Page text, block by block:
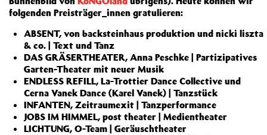
folgenden Preisträger_innen gratulieren:
ABSENT, von backsteinhaus produktion und nicki liszta
& co. | Text und Tanz
DAS GRÄSERTHEATER, Anna Peschke | Partizipatives
Garten-Theater mit neuer Musik
ENDLESS REFILL, La-Trottier Dance Collective und
Cerna Vanek Dance (Karel Vanek) | Tanzstück
INFANTEN, Zeitraumexit | Tanzperformance
JOBS IM HIMMEL, post theater | Medientheater
LICHTUNG, O-Team | Geräuschtheater